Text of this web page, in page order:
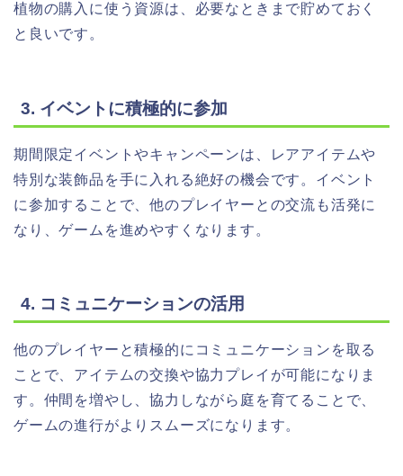
植物の購入に使う資源は、必要なときまで貯めておく
と良いです。
3. イベントに積極的に参加
期間限定イベントやキャンペーンは、レアアイテムや
特別な装飾品を手に入れる絶好の機会です。イベント
に参加することで、他のプレイヤーとの交流も活発に
なり、ゲームを進めやすくなります。
4. コミュニケーションの活用
他のプレイヤーと積極的にコミュニケーションを取る
ことで、アイテムの交換や協力プレイが可能になりま
す。仲間を増やし、協力しながら庭を育てることで、
ゲームの進行がよりスムーズになります。